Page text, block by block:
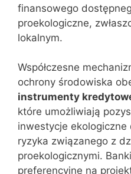
finansowego
proekologiczne,
lokalnym.
Współczesne
ochrony środowiska
instrumenty
które umożliwiają
inwestycje ekologiczne
ryzyka związanego z
proekologicznymi.
preferencyjne na